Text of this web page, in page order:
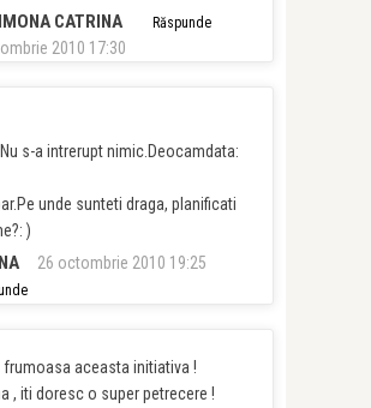
CATRINA
2010 17:30
Răspunde
s-a intrerupt nimic.Deocamdata:
unde sunteti draga, planificati
)
26 octombrie 2010 19:25
frumoasa aceasta initiativa !
, iti doresc o super petrecere !